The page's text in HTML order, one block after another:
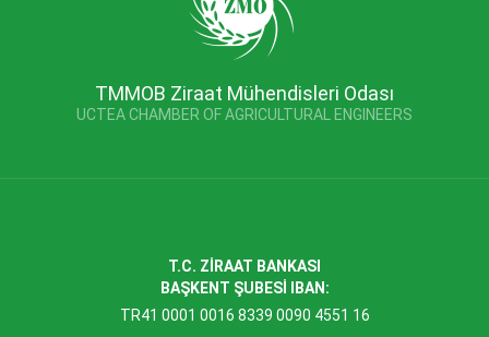
TMMOB Ziraat Mühendisleri Odası
UCTEA CHAMBER OF AGRICULTURAL ENGINEERS
T.C. ZİRAAT BANKASI
BAŞKENT ŞUBESİ IBAN:
TR41 0001 0016 8339 0090 4551 16